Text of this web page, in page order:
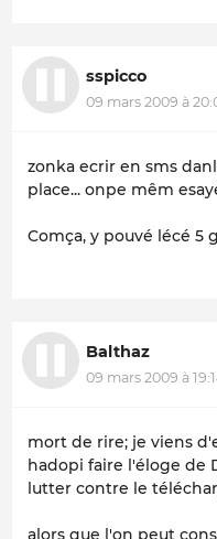
sspicco
09 mars 2009 à
zonka ecrir en sms
place... onpe mêm
Comça, y pouvé lécé 5
Balthaz
09 mars 2009 à
mort de rire; je viens
hadopi faire l'éloge de
lutter contre le
alors que l'on peut